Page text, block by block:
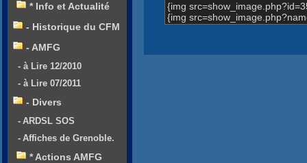
{img
{img
* Info et Actualité
- Historique du CFM
- AMFG
- à Lire 12/2010
- à Lire 07/2011
- Divers
- ARDSL SOS
- Affiches de Grenoble.
* Actions AMFG